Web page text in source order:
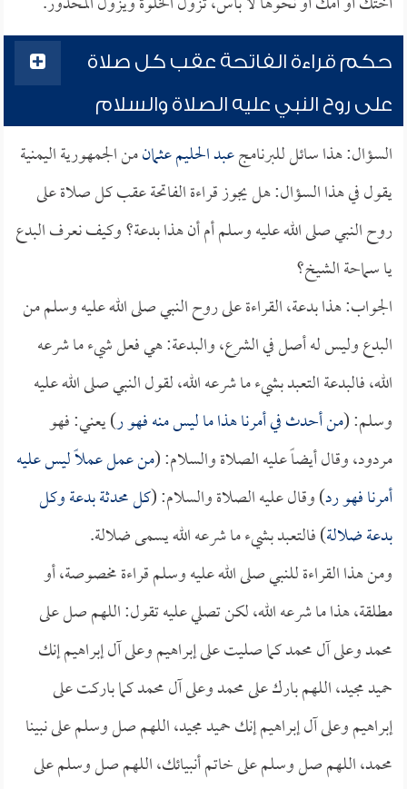
حكم قراءة الفاتحة عقب كل صلاة
على روح النبي عليه الصلاة والسلام
السؤال: هذا سائل للبرنامجعبد الحليم عثمانمن الجمهورية اليمنية
يقول في هذا السؤال: هل يجوز قراءة الفاتحة عقب كل صلاة على
روح النبي صلى الله عليه وسلم أم أن هذا بدعة؟ وكيف نعرف البدع
يا سماحة الشيخ؟
الجواب: هذا بدعة، القراءة على روح النبي صلى الله عليه وسلم من
البدع وليس له أصل في الشرع، والبدعة: هي فعل شيء ما شرعه
الله، فالبدعة التعبد بشيء ما شرعه الله، لقول النبي صلى الله عليه
وسلم: (من أحدث في أمرنا هذا ما ليس منه فهو ر) يعني: فهو
مردود، وقال أيضاً عليه الصلاة والسلام: (من عمل عملاً ليس عليه
أمرنا فهو رد) وقال عليه الصلاة والسلام: (كل محدثة بدعة وكل
بدعة ضلالة) فالتعبد بشيء ما شرعه الله يسمى ضلالة.
ومن هذا القراءة للنبي صلى الله عليه وسلم قراءة مخصوصة، أو
مطلقة، هذا ما شرعه الله، لكن تصلي عليه تقول: اللهم صل على
محمد وعلى آل محمد كما صليت على إبراهيم وعلى آل إبراهيم إنك
حميد مجيد، اللهم بارك على محمد وعلى آل محمد كما باركت على
إبراهيم وعلى آل إبراهيم إنك حميد مجيد، اللهم صل وسلم على نبينا
محمد، اللهم صل وسلم على خاتم أنبيائك، اللهم صل وسلم على